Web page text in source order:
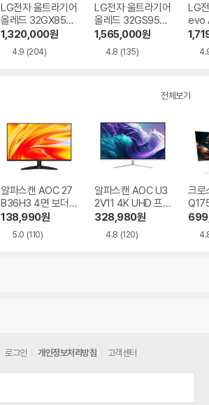
LG전자 울트라기어
올레드 32GX850
A
1,320,000원
4.9 (204)
LG전자 울트라기어
올레드 32GS95U
V
1,565,000원
4.8 (135)
LG
evo
전체보기
알파스캔 AOC 27
B36H3 4면 보더리
스 IPS 120 시력보
138,990원
5.0 (110)
알파스캔 AOC U3
2V11 4K UHD 프리
싱크 HDR 시력보호
328,980원
4.8 (120)
크로
로그인 개인정보처리방침 고객센터